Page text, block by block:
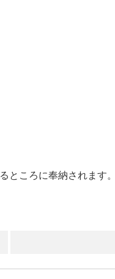
ところに奉納されます。